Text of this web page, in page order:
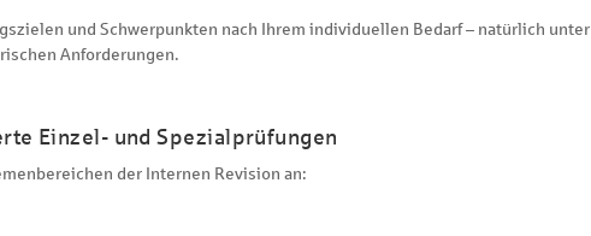
und Schwerpunkten nach Ihrem individuellen Bedarf – natürlich unter
Anforderungen.
Einzel- und Spezialprüfungen
der Internen Revision an: